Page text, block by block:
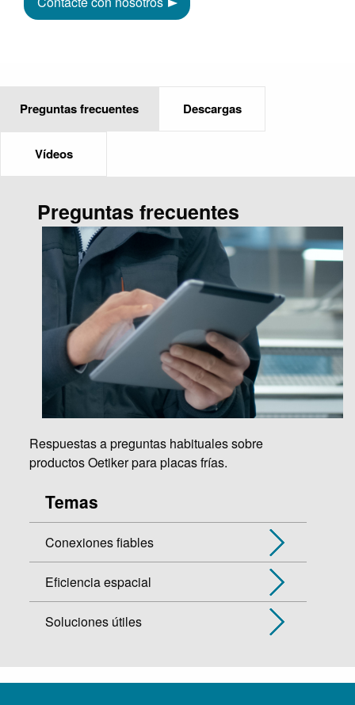
Preguntas frecuentes Descargas
Vídeos
Preguntas frecuentes
Respuestas a preguntas habituales sobre
productos Oetiker para placas frías.
Temas
Conexiones fiables
Eficiencia espacial
Soluciones útiles